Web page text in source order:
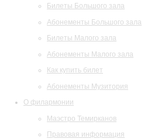
Билеты Большого зала
Абонементы Большого зала
Билеты Малого зала
Абонементы Малого зала
Как купить билет
Абонементы Музитория
О филармонии
Маэстро Темирканов
Правовая информация